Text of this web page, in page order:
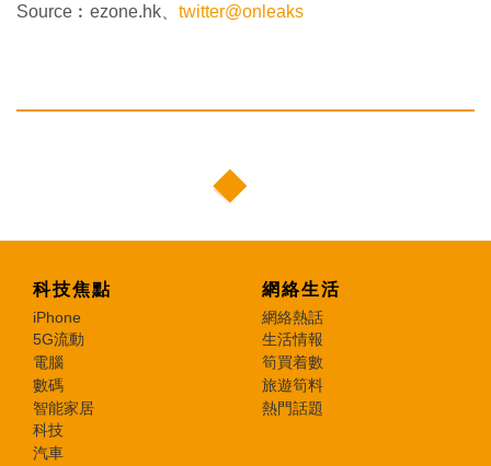
Source︰ezone.hk、 twitter@onleaks
科技焦點
iPhone
5G流動
電腦
數碼
智能家居
科技
汽車
網絡生活
網絡熱話
生活情報
筍買着數
旅遊筍料
熱門話題